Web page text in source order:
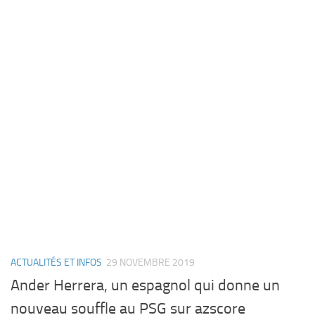
ACTUALITÉS ET INFOS 29 NOVEMBRE 2019
Ander Herrera, un espagnol qui donne un
nouveau souffle au PSG sur azscore